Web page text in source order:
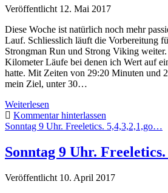
Skatepark
Veröffentlicht 12. Mai 2017
Diese Woche ist natürlich noch mehr
Lauf. Schliesslich läuft die Vorbereitung
Strongman Run und Strong Viking
Kilometer Läufe bei denen ich Wert auf
hatte. Mit Zeiten von 29:20 Minuten und
mein Ziel, unter 30…
Weiterlesen
Woche
im
Run
–
–
Kommentar hinterlassen
Sonntag 9 Uhr. Freeletics. 5,4,3,2,1,go…
Sonntag 9 Uhr.
Veröffentlicht 10. April 2017